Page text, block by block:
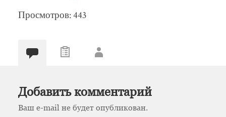
Просмотров: 443
Добавить комментарий
Ваш e-mail не будет опубликован.